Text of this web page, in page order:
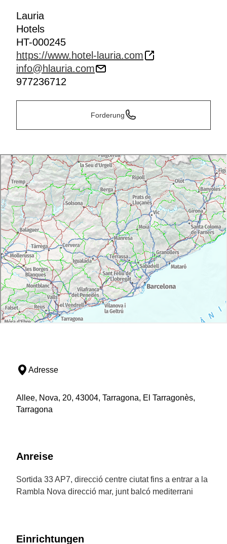
Lauria
Hotels
HT-000245
https://www.hotel-lauria.com
info@hlauria.com
977236712
Forderung
Adresse
Allee, Nova, 20, 43004, Tarragona, El Tarragonès,
Tarragona
Anreise
Sortida 33 AP7, direcció centre ciutat fins a entrar a la
Rambla Nova direcció mar, junt balcó mediterrani
Einrichtungen